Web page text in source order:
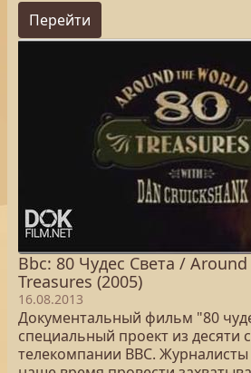
Перейти
Bbc: 80 Чудес Света /
Treasures (2005)
16.08.2013
Документальный фильм "80
специальный проект из десяти
телекомпании ВВС.